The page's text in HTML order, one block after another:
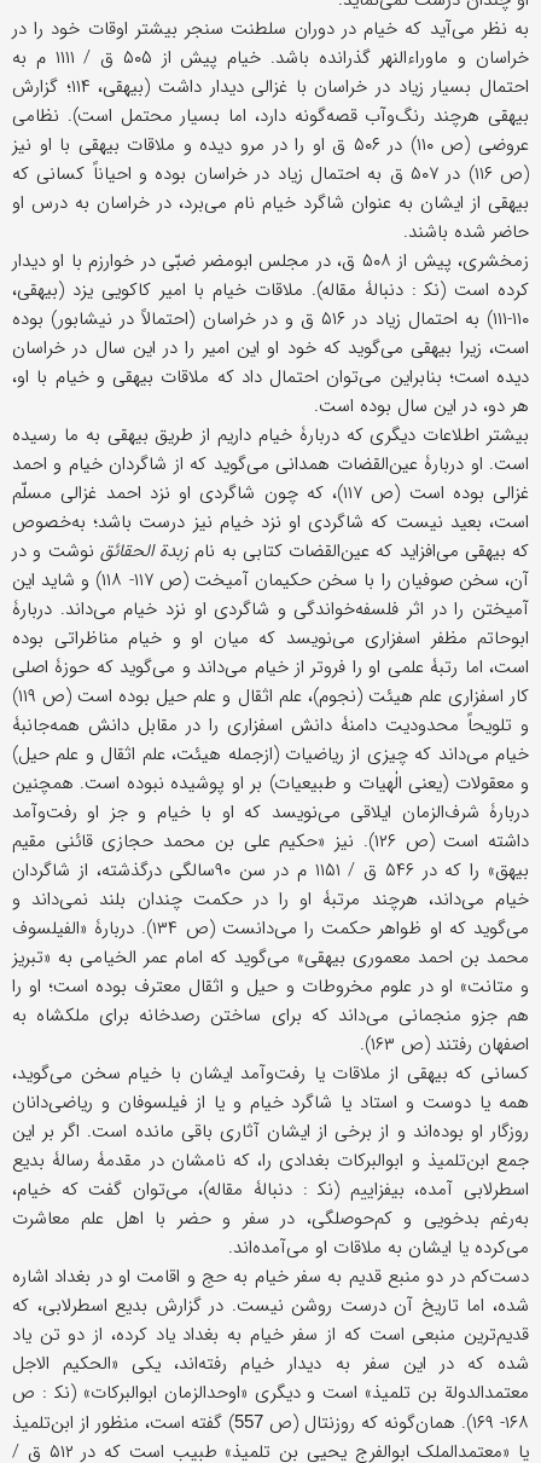
به نظر می‌آید که خیام در دوران سلطنت سنجر بیشتر اوقات خود را در
خراسان و ماوراءالنهر گذرانده باشد. خیام پیش از ۵۰۵ ق / ۱۱۱۱ م به
احتمال بسیار زیاد در خراسان با غزالی دیدار داشت (بیهقی، ۱۱۴؛ گزارش
بیهقی هرچند رنگ‌وآب قصه‌گونه دارد، اما بسیار محتمل است). نظامی
عروضی (ص ۱۱۰) در ۵۰۶ ق او را در مرو دیده و ملاقات بیهقی با او نیز
(ص ۱۱۶) در ۵۰۷ ق به احتمال زیاد در خراسان بوده و احیاناً کسانی که
بیهقی از ایشان به عنوان شاگرد خیام نام می‌برد، در خراسان به درس او
حاضر شده باشند.
زمخشری، پیش از ۵۰۸ ق، در مجلس ابومضر ضبّی در خوارزم با او دیدار
کرده است (نک‍ : دنبالۀ مقاله). ملاقات خیام با امیر کاکویی یزد (بیهقی،
۱۱۰-۱۱۱) به احتمال زیاد در ۵۱۶ ق و در خراسان (احتمالاً در نیشابور) بوده
است، زیرا بیهقی می‌گوید که خود او این امیر را در این سال در خراسان
دیده است؛ بنابراین می‌توان احتمال داد که ملاقات بیهقی و خیام با او،
هر دو، در این سال بوده است.
بیشتر اطلاعات دیگری که دربارۀ خیام داریم از طریق بیهقی به ما رسیده
است. او دربارۀ عین‌القضات همدانی می‌گوید که از شاگردان خیام و احمد
غزالی بوده است (ص ۱۱۷)، که چون شاگردی او نزد احمد غزالی مسلّم
است، بعید نیست که شاگردی او نزد خیام نیز درست باشد؛ به‌خصوص
که بیهقی می‌افزاید که عین‌القضات کتابی به نام زبدة الحقائق نوشت و در
آن، سخن صوفیان را با سخن حکیمان آمیخت (ص ۱۱۷- ۱۱۸) و شاید این
آمیختن را در اثر فلسفه‌خواندگی و شاگردی او نزد خیام می‌داند. دربارۀ
ابوحاتم مظفر اسفزاری می‌نویسد که میان او و خیام مناظراتی بوده
است، اما رتبۀ علمی او را فروتر از خیام می‌داند و می‌گوید که حوز‌ۀ اصلی
کار اسفزاری علم هیئت (نجوم)، علم اثقال و علم حیل بوده است (ص ۱۱۹)
و تلویحاً محدودیت دامنۀ دانش اسفزاری را در مقابل دانش همه‌جانبۀ
خیام می‌داند که چیزی از ریاضیات (ازجمله هیئت، علم اثقال و علم حیل)
و معقولات (یعنی الٰهیات و طبیعیات) بر او پوشیده نبوده است. همچنین
دربارۀ شرف‌الزمان ایلاقی می‌نویسد که او با خیام و جز او رفت‌وآمد
داشته است (ص ۱۲۶). نیز «حکیم علی بن محمد حجازی قائنی مقیم
بیهق» را که در ۵۴۶ ق / ۱۱۵۱ م در سن ۹۰سالگی درگذشته، از شاگردان
خیام می‌داند، هرچند مرتبۀ او را در حکمت چندان بلند نمی‌داند و
می‌گوید که او ظواهر حکمت را می‌دانست (ص ۱۳۴). دربارۀ «الفیلسوف
محمد بن احمد معموری بیهقی» می‌گوید که امام عمر الخیامی به «تبریز
و متانت» او در علوم مخروطات و حیل و اثقال معترف بوده است؛ او را
هم جزو منجمانی می‌داند که برای ساختن رصدخانه برای ملکشاه به
اصفهان رفتند (ص ۱۶۳).
کسانی که بیهقی از ملاقات یا رفت‌وآمد ایشان با خیام سخن می‌گوید،
همه یا دوست و استاد یا شاگرد خیام و یا از فیلسوفان و ریاضی‌دانان
روزگار او بوده‌اند و از برخی از ایشان آثاری باقی مانده است. اگر بر این
جمع ابن‌تلمیذ و ابوالبرکات بغدادی را، که نامشان در مقدمۀ رسالۀ بدیع
اسطرلابی آمده، بیفزاییم (نک‍ : دنبالۀ مقاله)، می‌توان گفت که خیام،
به‌رغم بدخویی و کم‌حوصلگی، در سفر و حضر با اهل علم معاشرت
می‌کرده یا ایشان به ملاقات او می‌آمده‌اند.
دست‌کم در دو منبع قدیم به سفر خیام به حج و اقامت او در بغداد اشاره
شده، اما تاریخ آن درست روشن نیست. در گزارش بدیع اسطرلابی، که
قدیم‌ترین منبعی است که از سفر خیام به بغداد یاد کرده، از دو تن یاد
شده که در این سفر به دیدار خیام رفته‌اند، یکی «الحکیم الاجل
معتمدالدولة بن تلمیذ» است و دیگری «اوحدالزمان ابوالبرکات» (نک‍ : ص
۱۶۸- ۱۶۹). همان‌گونه که روزنتال (ص
557) گفته است، منظور از ابن‌تلمیذ
یا «معتمدالملک ابوالفرج یحیی بن تلمیذ» طبیب است که در ۵۱۲ ق /